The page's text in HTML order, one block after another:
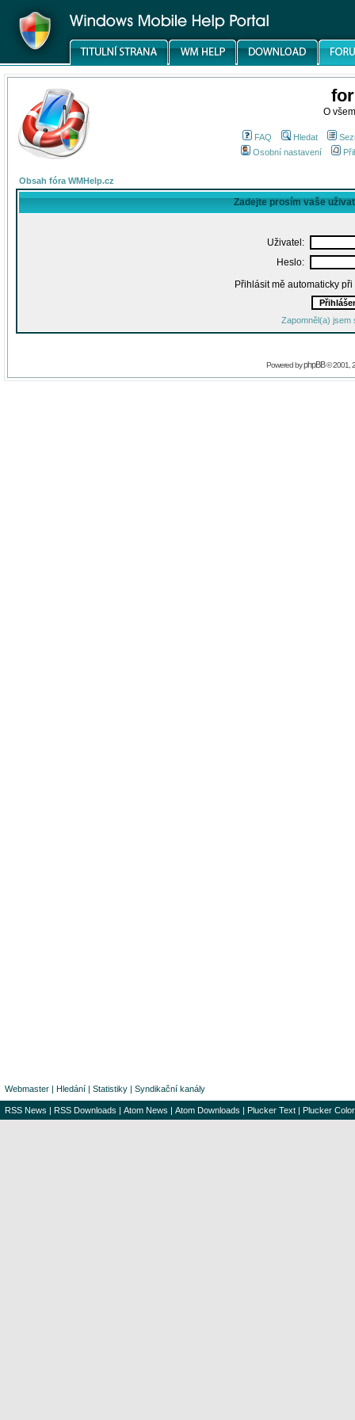
O
FAQ Hledat
Osobní nastavení
Obsah fóra WMHelp.cz
Zadejte prosím vaše
Uživatel:
Heslo:
Přihlásit mě automaticky
Zapomněl(a) jsem
Powered byphpBB© 2001,
Webmaster | Hledání | Statistiky | Syndikační kanály
RSS News | RSS Downloads | Atom News | Atom Downloads | Plucker Text | Plucker Color